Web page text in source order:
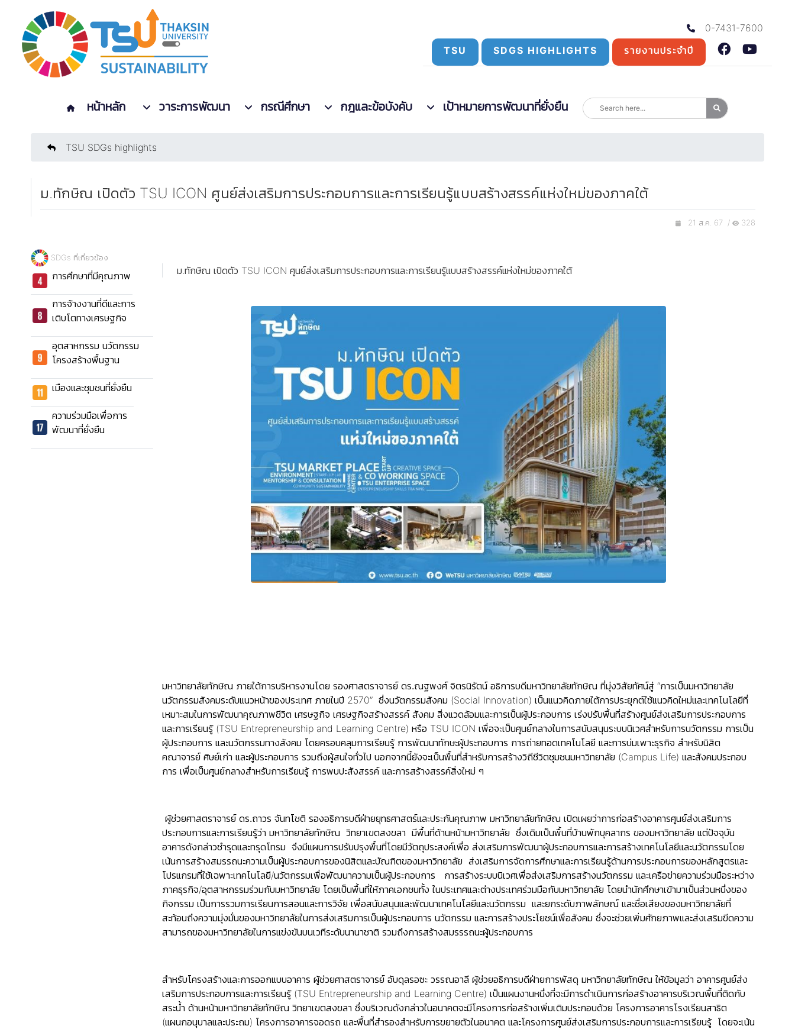
0-7431-7600
TSU
SDGS HIGHLIGHTS รายงานประจำปี
หน้าหลัก วาระการพัฒนา กรณีศึกษา กฎและข้อบังคับ เป้าหมายการพัฒนาที่ยั่งยืน
TSU SDGs highlights
ม.ทักษิณ เปิดตัว TSU ICON ศูนย์ส่งเสริมการประกอบการและการเรียนรู้แบบสร้างสรรค์แห่งใหม่ของภาคใต้
21 ส.ค. 67 / 328
SDGs ที่เกี่ยวข้อง
การศึกษาที่มีคุณภาพ
การจ้างงานที่ดีและการ
เติบโตทางเศรษฐกิจ
อุตสาหกรรม นวัตกรรม
โครงสร้างพื้นฐาน
เมืองและชุมชนที่ยั่งยืน
ความร่วมมือเพื่อการ
พัฒนาที่ยั่งยืน
ม.ทักษิณ เปิดตัว TSU ICON ศูนย์ส่งเสริมการประกอบการและการเรียนรู้แบบสร้างสรรค์แห่งใหม่ของภาคใต้
มหาวิทยาลัยทักษิณ ภายใต้การบริหารงานโดย รองศาสตราจารย์ ดร.ณฐพงศ์ จิตรนิรัตน์ อธิการบดีมหาวิทยาลัยทักษิณ ที่มุ่งวิสัยทัศน์สู่ “การเป็นมหาวิทยาลัย
นวัตกรรมสังคมระดับแนวหน้าของประเทศ ภายในปี 2570” ซึ่งนวัตกรรมสังคม (Social Innovation) เป็นแนวคิดภายใต้การประยุกต์ใช้แนวคิดใหม่และเทคโนโลยีที่
เหมาะสมในการพัฒนาคุณภาพชีวิต เศรษฐกิจ เศรษฐกิจสร้างสรรค์ สังคม สิ่งแวดล้อมและการเป็นผู้ประกอบการ เร่งปรับพื้นที่สร้างศูนย์ส่งเสริมการประกอบการ
และการเรียนรู้ (TSU Entrepreneurship and Learning Centre) หรือ TSU ICON เพื่อจะเป็นศูนย์กลางในการสนับสนุนระบบนิเวศสำหรับการนวัตกรรม การเป็น
ผู้ประกอบการ และนวัตกรรมทางสังคม โดยครอบคลุมการเรียนรู้ การพัฒนาทักษะผู้ประกอบการ การถ่ายทอดเทคโนโลยี และการบ่มเพาะธุรกิจ สำหรับนิสิต
คณาจารย์ ศิษย์เก่า และผู้ประกอบการ รวมถึงผู้สนใจทั่วไป นอกจากนี้ยังจะเป็นพื้นที่สำหรับการสร้างวิถีชีวิตชุมชนมหาวิทยาลัย (Campus Life) และสังคมประกอบ
การ เพื่อเป็นศูนย์กลางสำหรับการเรียนรู้ การพบปะสังสรรค์ และการสร้างสรรค์สิ่งใหม่ ๆ
ผู้ช่วยศาสตราจารย์ ดร.ถาวร จันทโชติ รองอธิการบดีฝ่ายยุทธศาสตร์และประกันคุณภาพ มหาวิทยาลัยทักษิณ เปิดเผยว่าการก่อสร้างอาคารศูนย์ส่งเสริมการ
ประกอบการและการเรียนรู้ว่า มหาวิทยาลัยทักษิณ วิทยาเขตสงขลา มีพื้นที่ด้านหน้ามหาวิทยาลัย ซึ่งเดิมเป็นพื้นที่บ้านพักบุคลากร ของมหาวิทยาลัย แต่ปัจจุบัน
อาคารดังกล่าวชำรุดและทรุดโทรม จึงมีแผนการปรับปรุงพื้นที่โดยมีวัตถุประสงค์เพื่อ ส่งเสริมการพัฒนาผู้ประกอบการและการสร้างเทคโนโลยีและนวัตกรรมโดย
เน้นการสร้างสมรรถนะความเป็นผู้ประกอบการของนิสิตและบัณฑิตของมหาวิทยาลัย ส่งเสริมการจัดการศึกษาและการเรียนรู้ด้านการประกอบการของหลักสูตรและ
โปรแกรมที่ใช้เฉพาะเทคโนโลยี/นวัตกรรมเพื่อพัฒนาความเป็นผู้ประกอบการ การสร้างระบบนิเวศเพื่อส่งเสริมการสร้างนวัตกรรม และเครือข่ายความร่วมมือระหว่าง
ภาคธุรกิจ/อุตสาหกรรมร่วมกับมหาวิทยาลัย โดยเป็นพื้นที่ให้ภาคเอกชนทั้ง ในประเทศและต่างประเทศร่วมมือกับมหาวิทยาลัย โดยนำนักศึกษาเข้ามาเป็นส่วนหนึ่งของ
กิจกรรม เป็นการรวมการเรียนการสอนและการวิจัย เพื่อสนับสนุนและพัฒนาเทคโนโลยีและนวัตกรรม และยกระดับภาพลักษณ์ และชื่อเสียงของมหาวิทยาลัยที่
สะท้อนถึงความมุ่งมั่นของมหาวิทยาลัยในการส่งเสริมการเป็นผู้ประกอบการ นวัตกรรม และการสร้างประโยชน์เพื่อสังคม ซึ่งจะช่วยเพิ่มศักยภาพและส่งเสริมขีดความ
สามารถของมหาวิทยาลัยในการแข่งขันบนเวทีระดับนานาชาติ รวมถึงการสร้างสมรรรถนะผู้ประกอบการ
สำหรับโครงสร้างและการออกแบบอาคาร ผู้ช่วยศาสตราจารย์ อับดุลรอซะ วรรณอาลี ผู้ช่วยอธิการบดีฝ่ายการพัสดุ มหาวิทยาลัยทักษิณ ให้ข้อมูลว่า อาคารศูนย์ส่ง
เสริมการประกอบการและการเรียนรู้ (TSU Entrepreneurship and Learning Centre) เป็นแผนงานหนึ่งที่จะมีการดำเนินการก่อสร้างอาคารบริเวณพื้นที่ติดกับ
สระน้ำ ด้านหน้ามหาวิทยาลัยทักษิณ วิทยาเขตสงขลา ซึ่งบริเวณดังกล่าวในอนาคตจะมีโครงการก่อสร้างเพิ่มเติมประกอบด้วย โครงการอาคารโรงเรียนสาธิต
(แผนกอนุบาลและประถม) โครงการอาคารจอดรถ และพื้นที่สำรองสำหรับการขยายตัวในอนาคต และโครงการศูนย์ส่งเสริมการประกอบการและการเรียนรู้ โดยจะเน้น